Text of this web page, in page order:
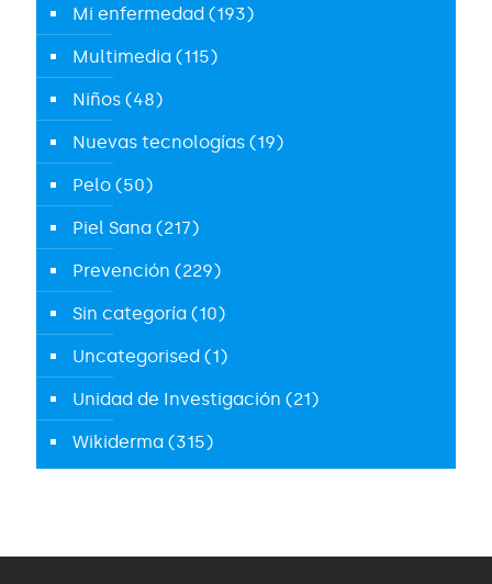
Mi enfermedad (193)
Multimedia (115)
Niños (48)
Nuevas tecnologías (19)
Pelo (50)
Piel Sana (217)
Prevención (229)
Sin categoría (10)
Uncategorised (1)
Unidad de Investigación (21)
Wikiderma (315)